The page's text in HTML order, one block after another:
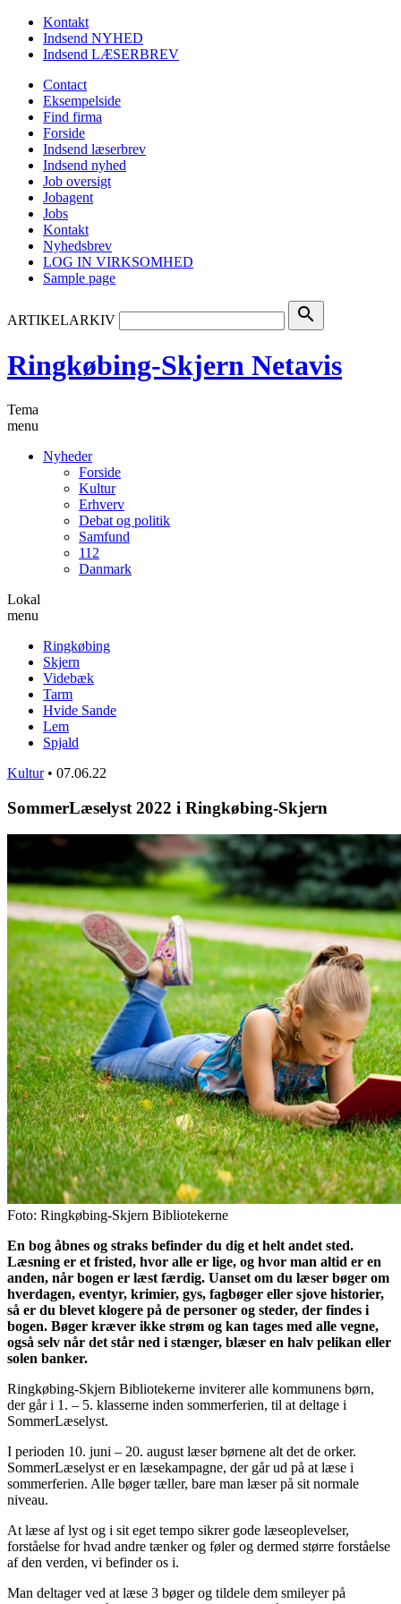
Kontakt
Indsend NYHED
Indsend LÆSERBREV
Contact
Eksempelside
Find firma
Forside
Indsend læserbrev
Indsend nyhed
Job oversigt
Jobagent
Jobs
Kontakt
Nyhedsbrev
LOG IN VIRKSOMHED
Sample page
ARTIKELARKIV search
Ringkøbing-Skjern Netavis
Tema
menu
Nyheder
Forside
Kultur
Erhverv
Debat og politik
Samfund
112
Danmark
Lokal
menu
Ringkøbing
Skjern
Videbæk
Tarm
Hvide Sande
Lem
Spjald
Kultur • 07.06.22
SommerLæselyst 2022 i Ringkøbing-Skjern
Foto: Ringkøbing-Skjern Bibliotekerne
En bog åbnes og straks befinder du dig et helt andet sted.
Læsning er et fristed, hvor alle er lige, og hvor man altid er en
anden, når bogen er læst færdig. Uanset om du læser bøger om
hverdagen, eventyr, krimier, gys, fagbøger eller sjove historier,
så er du blevet klogere på de personer og steder, der findes i
bogen. Bøger kræver ikke strøm og kan tages med alle vegne,
også selv når det står ned i stænger, blæser en halv pelikan eller
solen banker.
Ringkøbing-Skjern Bibliotekerne inviterer alle kommunens børn,
der går i 1. – 5. klasserne inden sommerferien, til at deltage i
SommerLæselyst.
I perioden 10. juni – 20. august læser børnene alt det de orker.
SommerLæselyst er en læsekampagne, der går ud på at læse i
sommerferien. Alle bøger tæller, bare man læser på sit normale
niveau.
At læse af lyst og i sit eget tempo sikrer gode læseoplevelser,
forståelse for hvad andre tænker og føler og dermed større forståelse
af den verden, vi befinder os i.
Man deltager ved at læse 3 bøger og tildele dem smileyer på